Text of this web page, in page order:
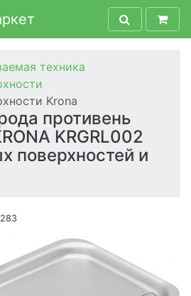
техника
Krona
противень
KRGRL002
поверхностей и